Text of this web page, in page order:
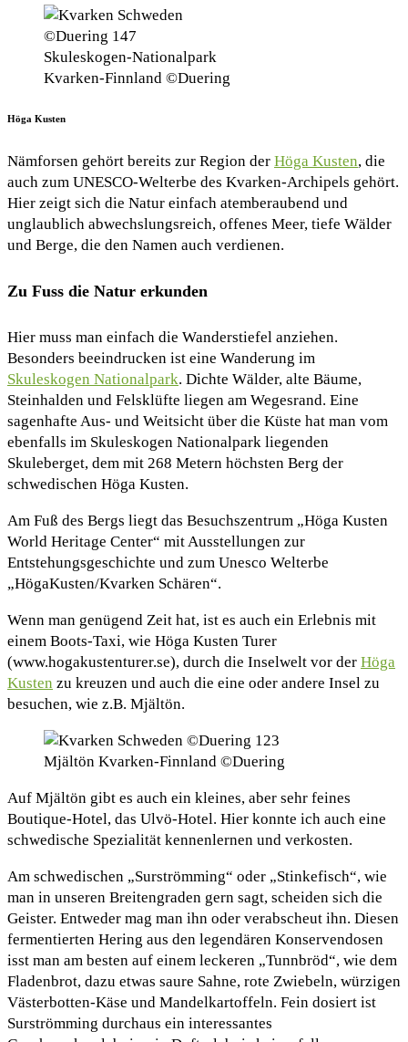
Skuleskogen-Nationalpark
Kvarken-Finnland ©Duering
Höga Kusten
Nämforsen gehört bereits zur Region der Höga Kusten, die
auch zum UNESCO-Welterbe des Kvarken-Archipels gehört.
Hier zeigt sich die Natur einfach atemberaubend und
unglaublich abwechslungsreich, offenes Meer, tiefe Wälder
und Berge, die den Namen auch verdienen.
Zu Fuss die Natur erkunden
Hier muss man einfach die Wanderstiefel anziehen.
Besonders beeindrucken ist eine Wanderung im
Skuleskogen Nationalpark. Dichte Wälder, alte Bäume,
Steinhalden und Felsklüfte liegen am Wegesrand. Eine
sagenhafte Aus- und Weitsicht über die Küste hat man vom
ebenfalls im Skuleskogen Nationalpark liegenden
Skuleberget, dem mit 268 Metern höchsten Berg der
schwedischen Höga Kusten.
Am Fuß des Bergs liegt das Besuchszentrum „Höga Kusten
World Heritage Center“ mit Ausstellungen zur
Entstehungsgeschichte und zum Unesco Welterbe
„HögaKusten/Kvarken Schären“.
Wenn man genügend Zeit hat, ist es auch ein Erlebnis mit
einem Boots-Taxi, wie Höga Kusten Turer
(www.hogakustenturer.se), durch die Inselwelt vor der Höga
Kusten zu kreuzen und auch die eine oder andere Insel zu
besuchen, wie z.B. Mjältön.
Mjältön Kvarken-Finnland ©Duering
Auf Mjältön gibt es auch ein kleines, aber sehr feines
Boutique-Hotel, das Ulvö-Hotel. Hier konnte ich auch eine
schwedische Spezialität kennenlernen und verkosten.
Am schwedischen „Surströmming“ oder „Stinkefisch“, wie
man in unseren Breitengraden gern sagt, scheiden sich die
Geister. Entweder mag man ihn oder verabscheut ihn. Diesen
fermentierten Hering aus den legendären Konservendosen
isst man am besten auf einem leckeren „Tunnbröd“, wie dem
Fladenbrot, dazu etwas saure Sahne, rote Zwiebeln, würzigen
Västerbotten-Käse und Mandelkartoffeln. Fein dosiert ist
Surströmming durchaus ein interessantes